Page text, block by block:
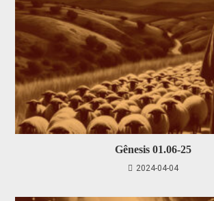
Gênesis 01.06-25
2024-04-04